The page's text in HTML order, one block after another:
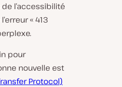
l’accessibilité
« 413
pour
nouvelle est
Protocol)